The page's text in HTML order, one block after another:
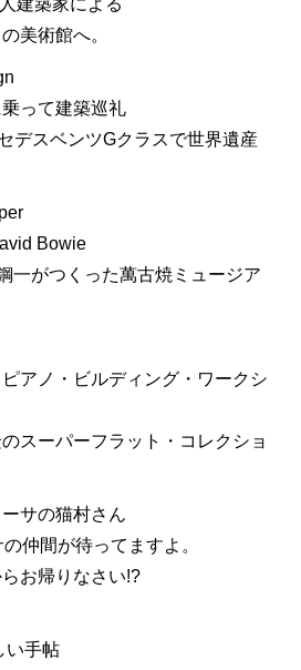
建築家による
美術館へ。
って建築巡礼
スベンツGクラスで世界遺産
Bowie
一がつくった萬古焼ミュージア
アノ・ビルディング・ワークシ
スーパーフラット・コレクショ
サの猫村さん
仲間が待ってますよ。
らお帰りなさい!?
い手帖